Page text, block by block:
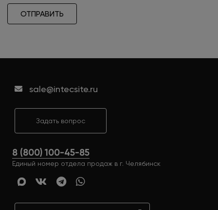
ОТПРАВИТЬ
sale@intecsite.ru
Задать вопрос
8 (800) 100-45-85
Единый номер отдела продаж в г. Челябинск